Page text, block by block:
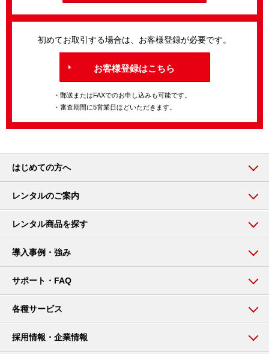
初めてお取引する場合は、お客様登録が必要です。
お客様登録はこちら
・郵送またはFAXでのお申し込みも可能です。
・審査期間に5営業日ほどいただきます。
はじめての方へ
レンタルのご案内
レンタル商品を探す
導入事例・強み
サポート・FAQ
各種サービス
採用情報・企業情報